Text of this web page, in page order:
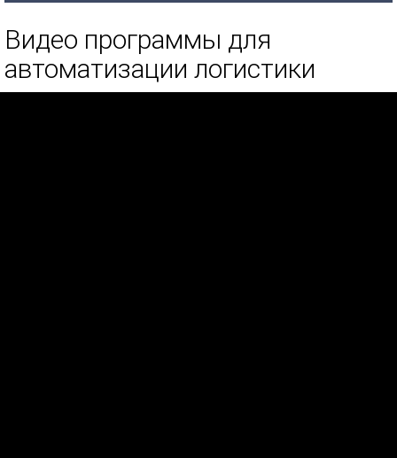
Видео программы для
автоматизации логистики